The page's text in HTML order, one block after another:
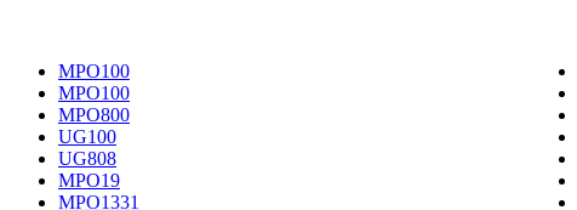
MPO100
MPO100
MPO800
UG100
UG808
MPO19
MPO1331